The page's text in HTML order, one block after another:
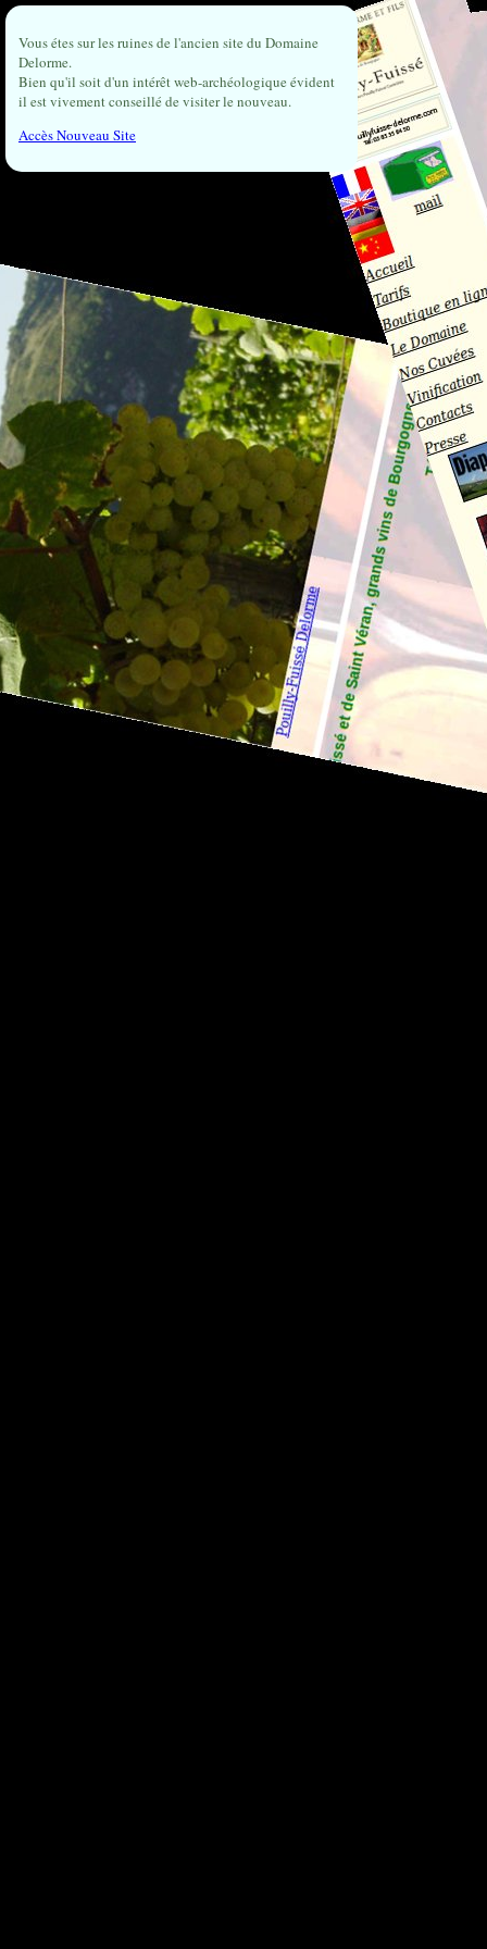
Vous étes sur les ruines de l'ancien site du Domaine
Delorme.
Bien qu'il soit d'un intérêt web-archéologique évident
il est vivement conseillé de visiter le nouveau.
Accès Nouveau Site